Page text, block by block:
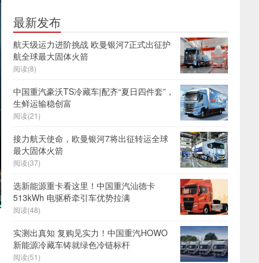
最新发布
航天级运力进阶挑战 欧曼银河7正式出征护
航全球最大固体火箭
阅读(8)
中国重汽豪沃TS冷藏车|配齐“夏日四件套”，
生鲜运输稳创富
阅读(21)
接力航天使命，欧曼银河7将出征转运全球
最大固体火箭
阅读(37)
选新能源重卡看这里！中国重汽汕德卡
513kWh 电驱桥牵引车优势拉满
阅读(48)
实测出真知 复购见实力！中国重汽HOWO
新能源冷藏车铸就绿色冷链标杆
阅读(51)